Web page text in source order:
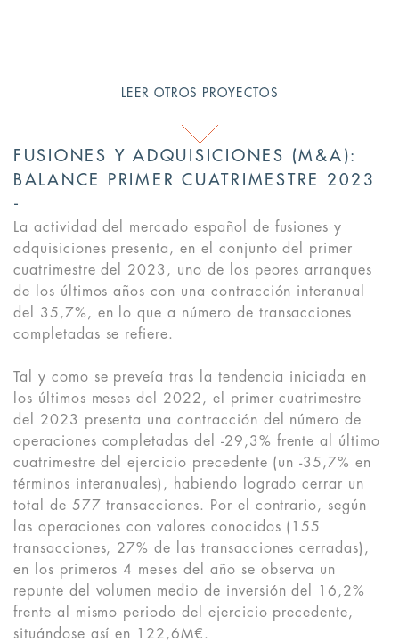
LEER OTROS PROYECTOS
FUSIONES Y ADQUISICIONES (M&A):
BALANCE PRIMER CUATRIMESTRE 2023
La actividad del mercado español de fusiones y
adquisiciones presenta, en el conjunto del primer
cuatrimestre del 2023, uno de los peores arranques
de los últimos años con una contracción interanual
del 35,7%, en lo que a número de transacciones
completadas se refiere.
Tal y como se preveía tras la tendencia iniciada en
los últimos meses del 2022, el primer cuatrimestre
del 2023 presenta una contracción del número de
operaciones completadas del -29,3% frente al último
cuatrimestre del ejercicio precedente (un -35,7% en
términos interanuales), habiendo logrado cerrar un
total de 577 transacciones. Por el contrario, según
las operaciones con valores conocidos (155
transacciones, 27% de las transacciones cerradas),
en los primeros 4 meses del año se observa un
repunte del volumen medio de inversión del 16,2%
frente al mismo periodo del ejercicio precedente,
situándose así en 122,6M€.